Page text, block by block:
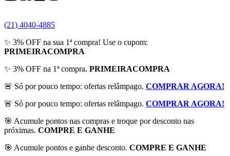
(21) 4040-4885
✨ 3% OFF na sua 1ª compra! Use o cupom:
PRIMEIRACOMPRA
✨ 3% OFF na 1ª compra. PRIMEIRACOMPRA
🚨 Só por pouco tempo: ofertas relâmpago. COMPRAR AGORA!
🚨 Só por pouco tempo: ofertas relâmpago. COMPRAR AGORA!
🎯 Acumule pontos nas compras e troque por desconto nas
próximas. COMPRE E GANHE
🎯 Acumule pontos e ganhe desconto. COMPRE E GANHE